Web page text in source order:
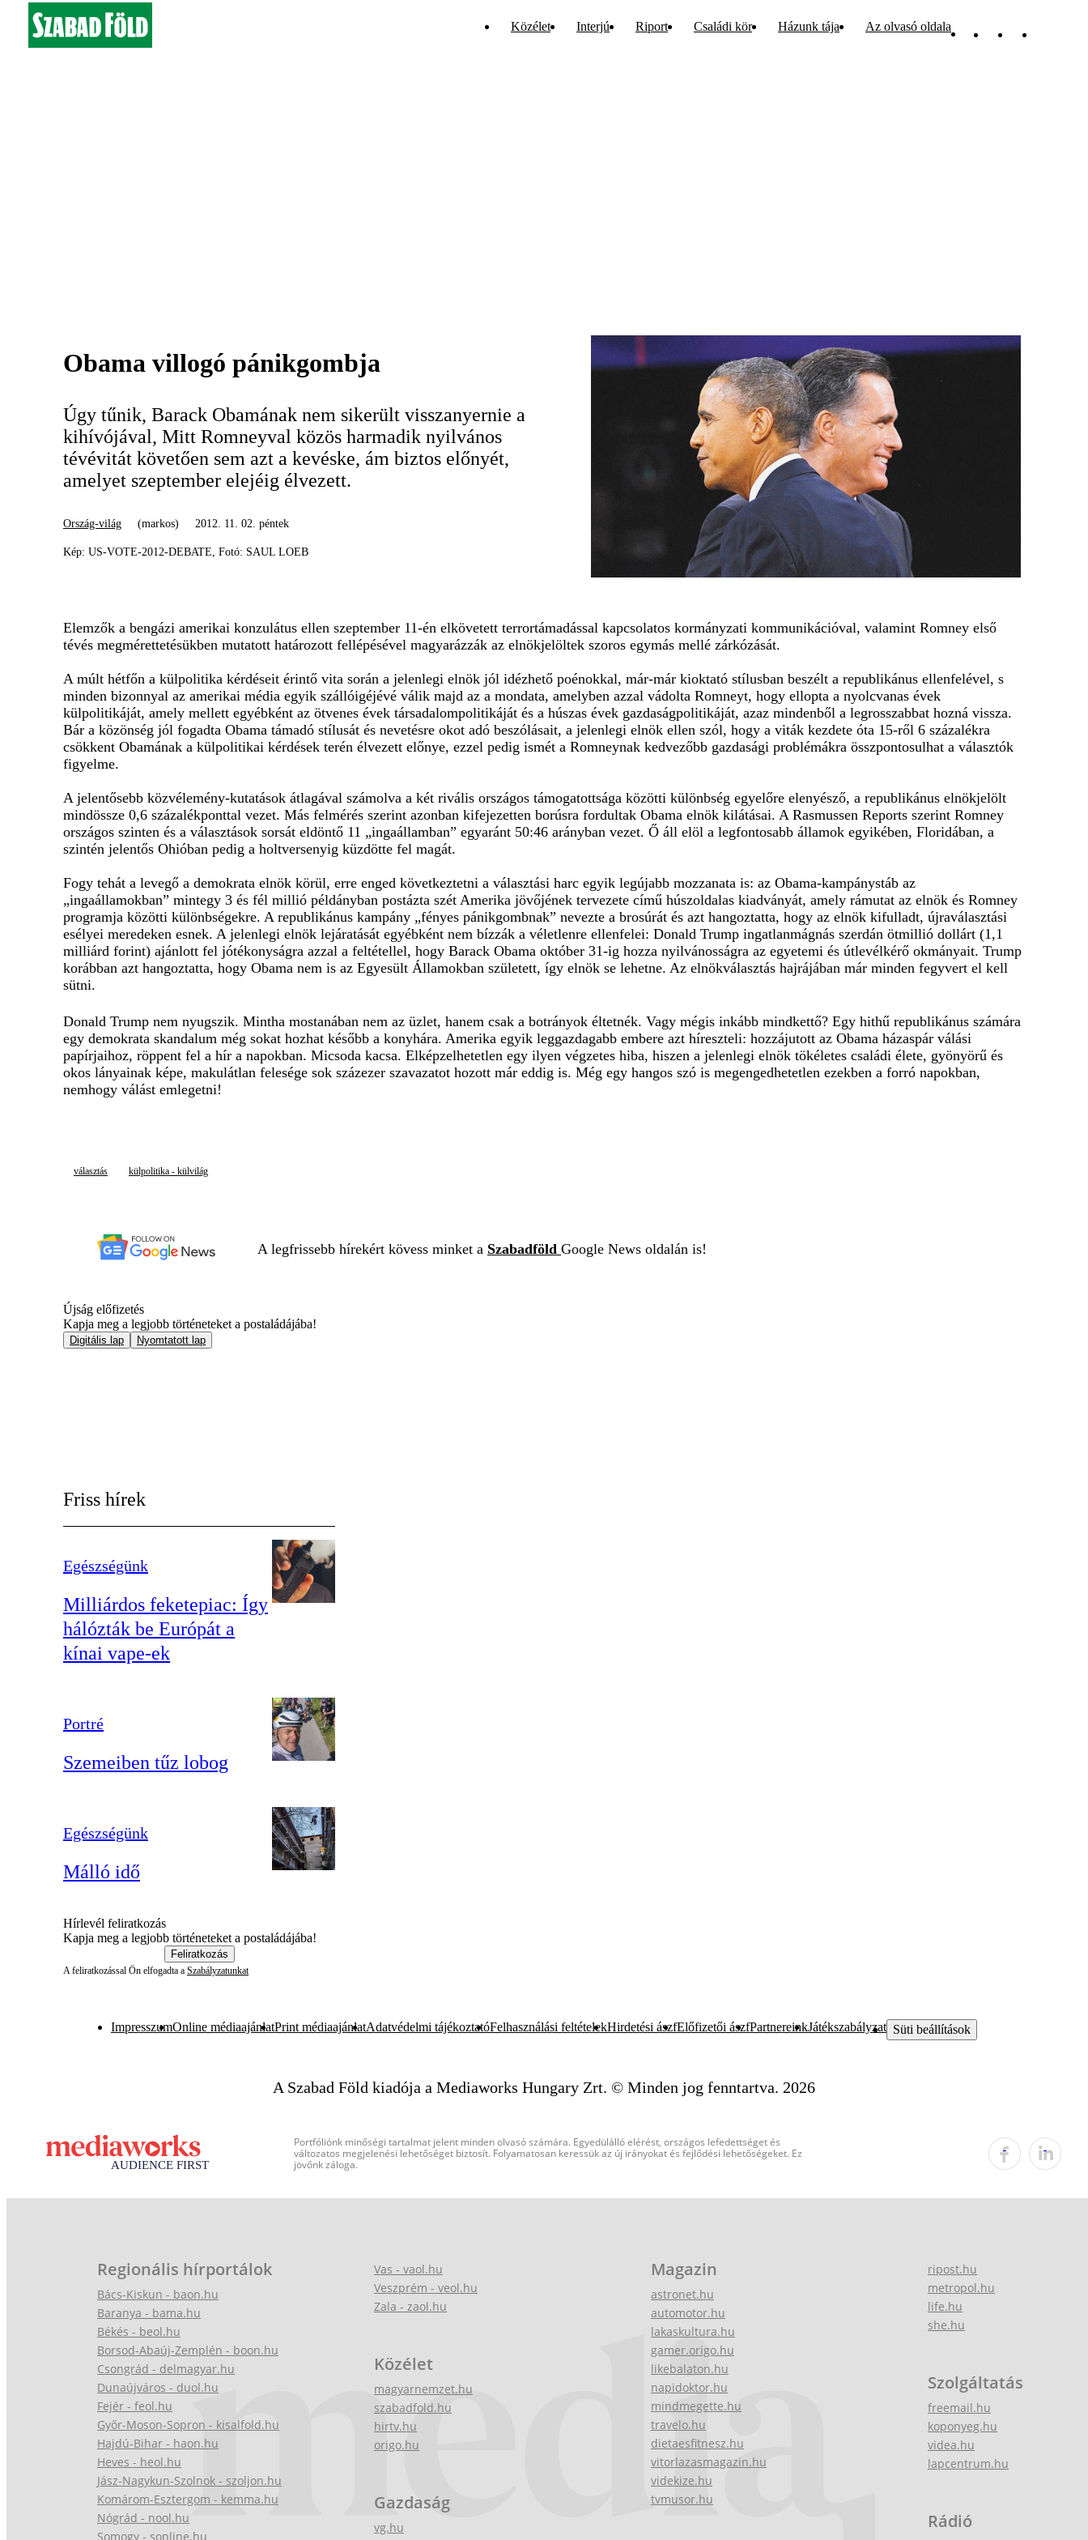
Közélet Interjú Riport Családi kör Házunk tája Az olvasó oldala
Obama villogó pánikgombja
Úgy tűnik, Barack Obamának nem sikerült visszanyernie a
kihívójával, Mitt Romneyval közös harmadik nyilvános
tévévitát követően sem azt a kevéske, ám biztos előnyét,
amelyet szeptember elejéig élvezett.
Ország-világ (markos) 2012. 11. 02. péntek
Kép: US-VOTE-2012-DEBATE, Fotó: SAUL LOEB
Elemzők a bengázi amerikai konzulátus ellen szeptember 11-én elkövetett terrortámadással kapcsolatos kormányzati kommunikációval, valamint Romney első
tévés megmérettetésükben mutatott határozott fellépésével magyarázzák az elnökjelöltek szoros egymás mellé zárkózását.
A múlt hétfőn a külpolitika kérdéseit érintő vita során a jelenlegi elnök jól idézhető poénokkal, már-már kioktató stílusban beszélt a republikánus ellenfelével, s
minden bizonnyal az amerikai média egyik szállóigéjévé válik majd az a mondata, amelyben azzal vádolta Romneyt, hogy ellopta a nyolcvanas évek
külpolitikáját, amely mellett egyébként az ötvenes évek társadalompolitikáját és a húszas évek gazdaságpolitikáját, azaz mindenből a legrosszabbat hozná vissza.
Bár a közönség jól fogadta Obama támadó stílusát és nevetésre okot adó beszólásait, a jelenlegi elnök ellen szól, hogy a viták kezdete óta 15-ről 6 százalékra
csökkent Obamának a külpolitikai kérdések terén élvezett előnye, ezzel pedig ismét a Romneynak kedvezőbb gazdasági problémákra összpontosulhat a választók
figyelme.
A jelentősebb közvélemény-kutatások átlagával számolva a két rivális országos támogatottsága közötti különbség egyelőre elenyésző, a republikánus elnökjelölt
mindössze 0,6 százalékponttal vezet. Más felmérés szerint azonban kifejezetten borúsra fordultak Obama elnök kilátásai. A Rasmussen Reports szerint Romney
országos szinten és a választások sorsát eldöntő 11 „ingaállamban” egyaránt 50:46 arányban vezet. Ő áll elöl a legfontosabb államok egyikében, Floridában, a
szintén jelentős Ohióban pedig a holtversenyig küzdötte fel magát.
Fogy tehát a levegő a demokrata elnök körül, erre enged következtetni a választási harc egyik legújabb mozzanata is: az Obama-kampánystáb az
„ingaállamokban” mintegy 3 és fél millió példányban postázta szét Amerika jövőjének tervezete című húszoldalas kiadványát, amely rámutat az elnök és Romney
programja közötti különbségekre. A republikánus kampány „fényes pánikgombnak” nevezte a brosúrát és azt hangoztatta, hogy az elnök kifulladt, újraválasztási
esélyei meredeken esnek. A jelenlegi elnök lejáratását egyébként nem bízzák a véletlenre ellenfelei: Donald Trump ingatlanmágnás szerdán ötmillió dollárt (1,1
milliárd forint) ajánlott fel jótékonyságra azzal a feltétellel, hogy Barack Obama október 31-ig hozza nyilvánosságra az egyetemi és útlevélkérő okmányait. Trump
korábban azt hangoztatta, hogy Obama nem is az Egyesült Államokban született, így elnök se lehetne. Az elnökválasztás hajrájában már minden fegyvert el kell
sütni.
Donald Trump nem nyugszik. Mintha mostanában nem az üzlet, hanem csak a botrányok éltetnék. Vagy mégis inkább mindkettő? Egy hithű republikánus számára
egy demokrata skandalum még sokat hozhat később a konyhára. Amerika egyik leggazdagabb embere azt híreszteli: hozzájutott az Obama házaspár válási
papírjaihoz, röppent fel a hír a napokban. Micsoda kacsa. Elképzelhetetlen egy ilyen végzetes hiba, hiszen a jelenlegi elnök tökéletes családi élete, gyönyörű és
okos lányainak képe, makulátlan felesége sok százezer szavazatot hozott már eddig is. Még egy hangos szó is megengedhetetlen ezekben a forró napokban,
nemhogy válást emlegetni!
választás külpolitika - külvilág
A legfrissebb hírekért kövess minket a Szabadföld Google News oldalán is!
Újság előfizetés
Kapja meg a legjobb történeteket a postaládájába!
Digitális lap Nyomtatott lap
Friss hírek
Egészségünk
Milliárdos feketepiac: Így
hálózták be Európát a
kínai vape-ek
Portré
Szemeiben tűz lobog
Egészségünk
Málló idő
Hírlevél feliratkozás
Kapja meg a legjobb történeteket a postaládájába!
Feliratkozás
A feliratkozással Ön elfogadta a Szabályzatunkat
ImpresszumOnline médiaajánlatPrint médiaajánlatAdatvédelmi tájékoztatóFelhasználási feltételekHirdetési ászfElőfizetői ászfPartnereinkJátékszabályzat Süti beállítások
A Szabad Föld kiadója a Mediaworks Hungary Zrt. © Minden jog fenntartva. 2026
Portfóliónk minőségi tartalmat jelent minden olvasó számára. Egyedülálló elérést, országos lefedettséget és
változatos megjelenési lehetőséget biztosít. Folyamatosan keressük az új irányokat és fejlődési lehetőségeket. Ez
jövőnk záloga.
Regionális hírportálok
Bács-Kiskun - baon.hu
Baranya - bama.hu
Békés - beol.hu
Borsod-Abaúj-Zemplén - boon.hu
Csongrád - delmagyar.hu
Dunaújváros - duol.hu
Fejér - feol.hu
Győr-Moson-Sopron - kisalfold.hu
Hajdú-Bihar - haon.hu
Heves - heol.hu
Jász-Nagykun-Szolnok - szoljon.hu
Komárom-Esztergom - kemma.hu
Nógrád - nool.hu
Somogy - sonline.hu
Vas - vaol.hu
Veszprém - veol.hu
Zala - zaol.hu
Közélet
magyarnemzet.hu
szabadfold.hu
hirtv.hu
origo.hu
Gazdaság
vg.hu
Magazin
astronet.hu
automotor.hu
lakaskultura.hu
gamer.origo.hu
likebalaton.hu
napidoktor.hu
mindmegette.hu
travelo.hu
dietaesfitnesz.hu
vitorlazasmagazin.hu
videkize.hu
tvmusor.hu
ripost.hu
metropol.hu
life.hu
she.hu
Szolgáltatás
freemail.hu
koponyeg.hu
videa.hu
lapcentrum.hu
Rádió